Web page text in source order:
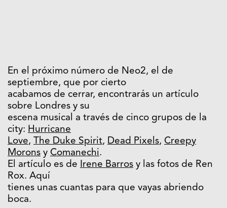
En el próximo número de Neo2, el de
septiembre, que por cierto
acabamos de cerrar, encontrarás un artículo
sobre Londres y su
escena musical a través de cinco grupos de la
city: Hurricane
Love, The Duke Spirit, Dead Pixels, Creepy
Morons y Comanechi.
El artículo es de Irene Barros y las fotos de Ren
Rox. Aquí
tienes unas cuantas para que vayas abriendo
boca.